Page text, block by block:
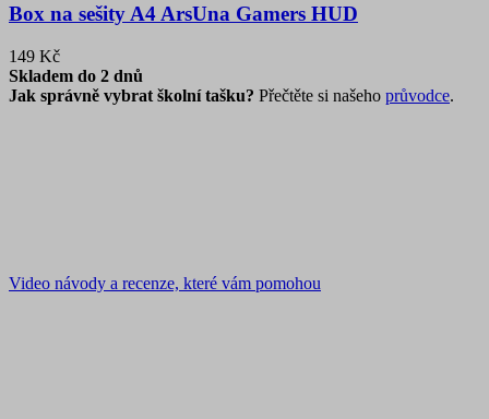
Box na sešity A4 ArsUna Gamers HUD
149 Kč
Skladem do 2 dnů
Jak správně vybrat školní tašku? Přečtěte si našeho průvodce.
Video návody a recenze, které vám pomohou